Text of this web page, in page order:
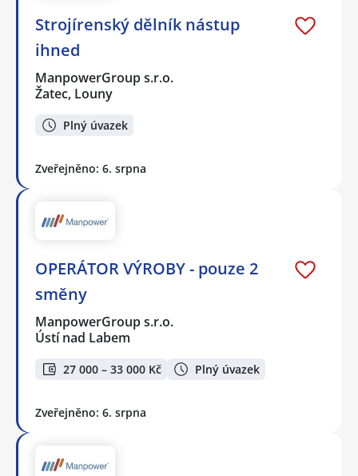
Strojírenský dělník nástup
ihned
ManpowerGroup s.r.o.
Žatec, Louny
Plný úvazek
Zveřejněno: 6. srpna
OPERÁTOR VÝROBY - pouze 2
směny
ManpowerGroup s.r.o.
Ústí nad Labem
27 000 – 33 000 Kč Plný úvazek
Zveřejněno: 6. srpna